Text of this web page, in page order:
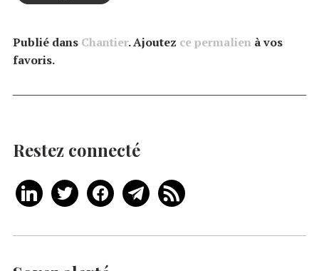
Publié dans Chantier. Ajoutez ce permalien à vos
favoris.
Restez connecté